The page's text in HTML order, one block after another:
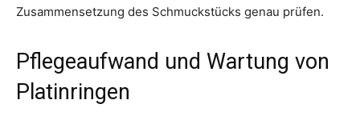
Zusammensetzung des Schmuckstücks genau prüfen.
Pflegeaufwand und Wartung von
Platinringen